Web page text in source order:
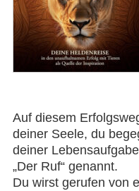
Auf diesem
deiner Seele, du
deiner
„Der Ruf“ genannt.
Du wirst gerufen von